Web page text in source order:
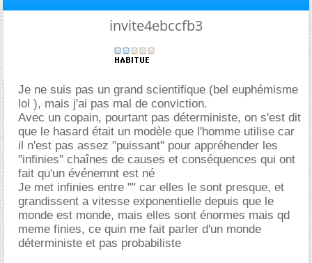
invite4ebccfb3
Je ne suis pas un grand scientifique (bel euphémisme
lol ), mais j'ai pas mal de conviction.
Avec un copain, pourtant pas déterministe, on s'est dit
que le hasard était un modèle que l'homme utilise car
il n'est pas assez "puissant" pour appréhender les
"infinies" chaînes de causes et conséquences qui ont
fait qu'un événemnt est né
Je met infinies entre "" car elles le sont presque, et
grandissent a vitesse exponentielle depuis que le
monde est monde, mais elles sont énormes mais qd
meme finies, ce quin me fait parler d'un monde
déterministe et pas probabiliste